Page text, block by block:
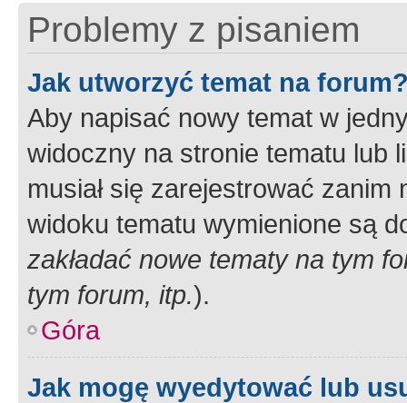
Problemy z pisaniem
Jak utworzyć temat na
Aby napisać nowy temat w
widoczny na stronie tematu lub
musiał się zarejestrować
widoku tematu wymienione są
zakładać nowe tematy na tym
tym forum, itp.).
Góra
Jak mogę wyedytować lub